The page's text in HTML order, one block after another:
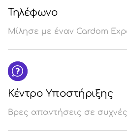
Τηλέφωνο
Μίλησε με έναν Cardom
Κέντρο Υποστήριξης
Βρες απαντήσεις σε